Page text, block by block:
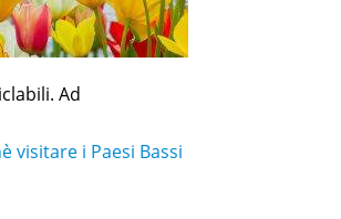
Ad
visitare i Paesi Bassi